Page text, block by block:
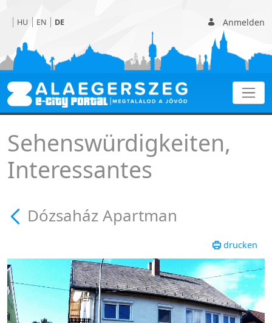
Anmelden
HU EN DE
Dózsaház Apartman
Sehenswürdigkeiten,
Interessantes
Dózsaház Apartman
drucken